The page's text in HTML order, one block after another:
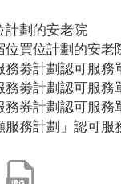
計劃的安老院
位買位計劃的安老
務劵計劃認可服務
務劵計劃認可服
務券計劃認可服務
服務計劃」認可服